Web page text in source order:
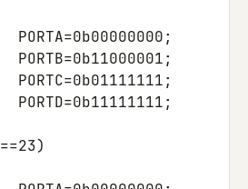
PORTA=0b00000000;
PORTB=0b11000001;
PORTC=0b01111111;
PORTD=0b11111111;
==23)